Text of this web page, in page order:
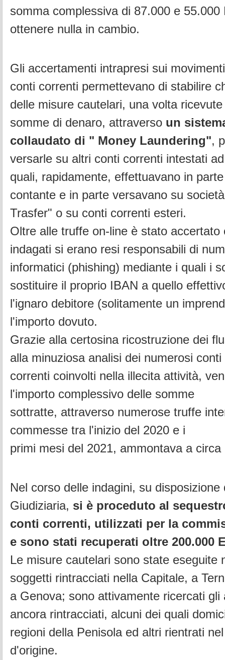
somma complessiva di 87.000 e 55.000
ottenere nulla in cambio.
Gli accertamenti intrapresi sui
conti correnti permettevano di stabilire
delle misure cautelari, una volta
somme di denaro, attraverso un
collaudato di " Money Laundering",
versarle su altri conti correnti intestati
quali, rapidamente, effettuavano in
contante e in parte versavano su
Trasfer" o su conti correnti esteri.
Oltre alle truffe on-line è stato accertato
indagati si erano resi responsabili di
informatici (phishing) mediante i quali i
sostituire il proprio IBAN a quello
l'ignaro debitore (solitamente un
l'importo dovuto.
Grazie alla certosina ricostruzione dei
alla minuziosa analisi dei numerosi conti
correnti coinvolti nella illecita attività,
l'importo complessivo delle somme
sottratte, attraverso numerose truffe
commesse tra l'inizio del 2020 e i
primi mesi del 2021, ammontava a
Nel corso delle indagini, su disposizione
Giudiziaria, si è proceduto al
conti correnti, utilizzati per la
e sono stati recuperati oltre 200.000
Le misure cautelari sono state eseguite
soggetti rintracciati nella Capitale, a
a Genova; sono attivamente ricercati gli
ancora rintracciati, alcuni dei quali
regioni della Penisola ed altri rientrati
d'origine.